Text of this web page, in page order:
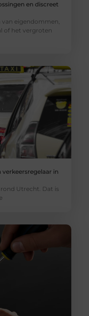
en discreet
eigendommen,
of het vergroten
in
Utrecht. Dat is